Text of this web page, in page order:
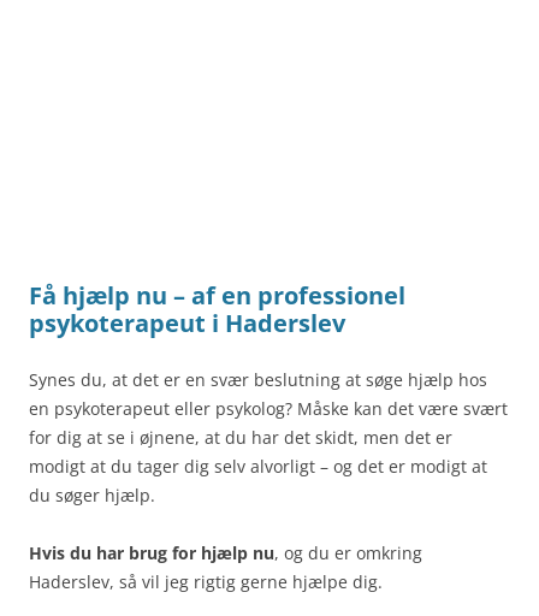
Få hjælp nu – af en professionel
psykoterapeut i Haderslev
Synes du, at det er en svær beslutning at søge hjælp hos
en psykoterapeut eller psykolog? Måske kan det være svært
for dig at se i øjnene, at du har det skidt, men det er
modigt at du tager dig selv alvorligt – og det er modigt at
du søger hjælp.
Hvis du har brug for hjælp nu, og du er omkring
Haderslev, så vil jeg rigtig gerne hjælpe dig.